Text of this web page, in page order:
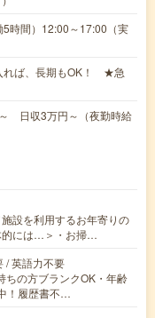
時間）12:00～17:00（実
れば、長期もOK！ ★急
日収3万円～（夜勤時給
設を利用するお年寄りの
的には…＞・お掃…
/ 英語力不要
ちの方ブランクOK・年齢
！履歴書不…